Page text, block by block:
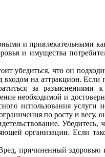
и привлекательными
и имущества
убедиться, что он
входом на аттракцион.
за разъяснениями
необходимой и
использования услуги
по росту и весу,
организации. Если
причиненный здоровью